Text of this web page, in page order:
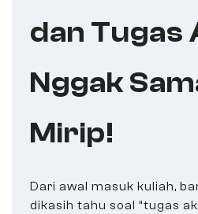
dan Tugas
Nggak
Mirip!
Dari awal masuk kuliah,
dikasih tahu soal “tugas